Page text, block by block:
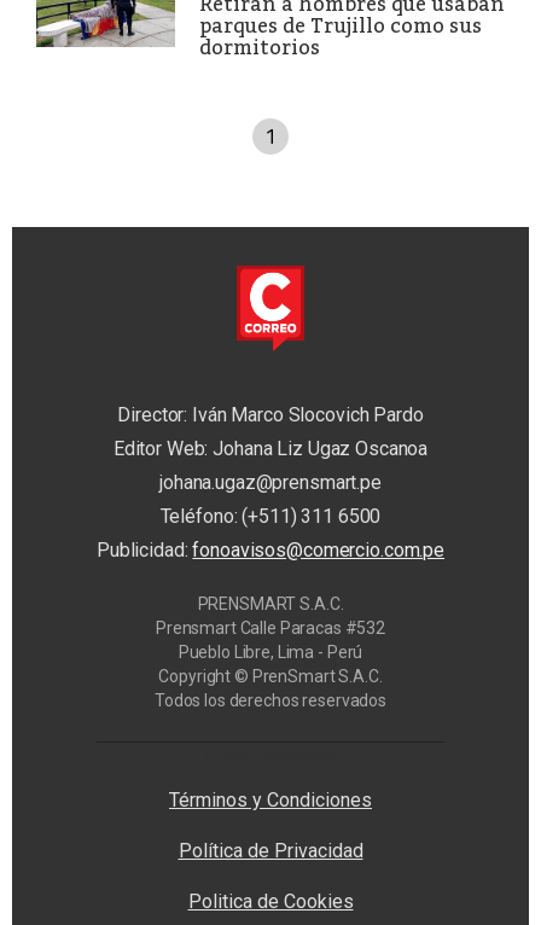
parques de Trujillo como sus
dormitorios
1
Director: Iván Marco Slocovich Pardo
Editor Web: Johana Liz Ugaz Oscanoa
johana.ugaz@prensmart.pe
Teléfono: (+511) 311 6500
Publicidad:fonoavisos@comercio.com.pe
PRENSMART S.A.C.
Prensmart Calle Paracas #532
Pueblo Libre, Lima - Perú
Copyright © PrenSmart S.A.C.
Todos los derechos reservados
Términos y Condiciones
Política de Privacidad
Politica de Cookies